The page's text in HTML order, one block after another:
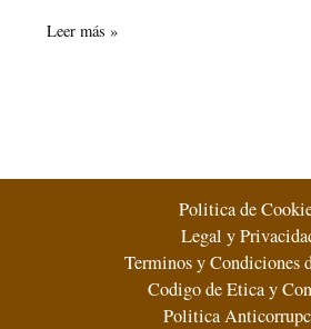
Campanazo
Leer más »
Politica de
Legal y
Terminos y Condiciones
Codigo de Etica y
Politica